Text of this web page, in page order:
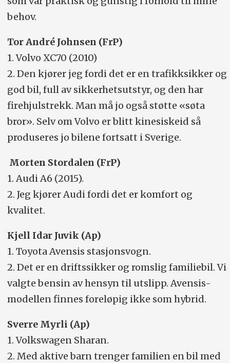
behov.
Tor André Johnsen (FrP)
1. Volvo XC70 (2010)
2. Den kjører jeg fordi det er en trafikksikker og
god bil, full av sikkerhetsutstyr, og den har
firehjulstrekk. Man må jo også støtte «søta
bror». Selv om Volvo er blitt kinesiskeid så
produseres jo bilene fortsatt i Sverige.
Morten Stordalen (FrP)
1. Audi A6 (2015).
2. Jeg kjører Audi fordi det er komfort og
kvalitet.
Kjell Idar Juvik (Ap)
1. Toyota Avensis stasjonsvogn.
2. Det er en driftssikker og romslig familiebil. Vi
valgte bensin av hensyn til utslipp. Avensis-
modellen finnes foreløpig ikke som hybrid.
Sverre Myrli (Ap)
1. Volkswagen Sharan.
2. Med aktive barn trenger familien en bil med